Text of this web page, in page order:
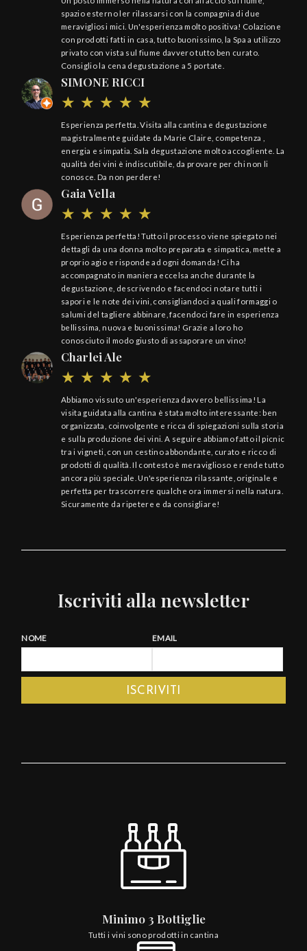
spazio esterno ler rilassarsi con la compagnia di due
meravigliosi mici. Un'esperienza molto positiva! Colazione
con prodotti fatti in casa, tutto buonissimo, la Spa a utilizzo
privato con vista sul fiume davvero tutto ben curato.
Consiglio la cena degustazione a 5 portate.
SIMONE RICCI
Esperienza perfetta. Visita alla cantina e degustazione
magistralmente guidate da Marie Claire, competenza ,
energia e simpatia. Sala degustazione molto accogliente. La
qualità dei vini è indiscutibile, da provare per chi non li
conosce. Da non perdere!
Gaia Vella
Esperienza perfetta! Tutto il processo viene spiegato nei
dettagli da una donna molto preparata e simpatica, mette a
proprio agio e risponde ad ogni domanda! Ci ha
accompagnato in maniera eccelsa anche durante la
degustazione, descrivendo e facendoci notare tutti i
sapori e le note dei vini, consigliandoci a quali formaggi o
salumi del tagliere abbinare, facendoci fare in esperienza
bellissima, nuova e buonissima! Grazie a loro ho
conosciuto il modo giusto di assaporare un vino!
Charlei Ale
Abbiamo vissuto un'esperienza davvero bellissima! La
visita guidata alla cantina è stata molto interessante: ben
organizzata, coinvolgente e ricca di spiegazioni sulla storia
e sulla produzione dei vini. A seguire abbiamo fatto il picnic
tra i vigneti, con un cestino abbondante, curato e ricco di
prodotti di qualità. Il contesto è meraviglioso e rende tutto
ancora più speciale. Un'esperienza rilassante, originale e
perfetta per trascorrere qualche ora immersi nella natura.
Sicuramente da ripetere e da consigliare!
Iscriviti alla newsletter
NOME EMAIL
Minimo 3 Bottiglie
Tutti i vini sono prodotti in cantina